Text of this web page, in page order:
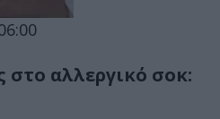
αλλεργικό σοκ: